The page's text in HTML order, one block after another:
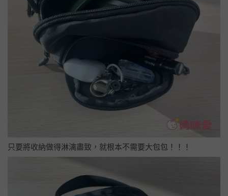
只要將收納做得淋漓盡致，就根本不需要大包包！！！